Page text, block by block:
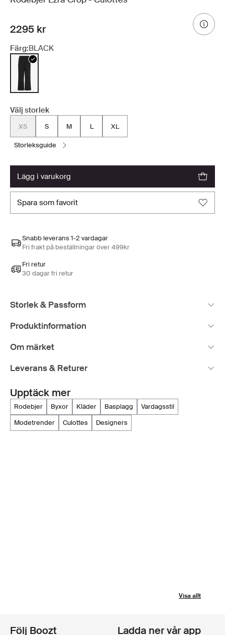
2295 kr
Färg:BLACK
Välj storlek
XS S M L XL
storleksguide
lägg i varukorg
spara som favorit
Snabb leverans 1-2 vardagar
Fri frakt på beställningar över 499kr
Fri retur
30 dagar fri retur
Storlek & Passform
Produktinformation
Om märket
Leverans & Returer
Upptäck mer
rodebjer byxor kläder basplagg
vardagsstil
modetrender
culottes designers
Visa allt
Följ Boozt Ladda ner vår app